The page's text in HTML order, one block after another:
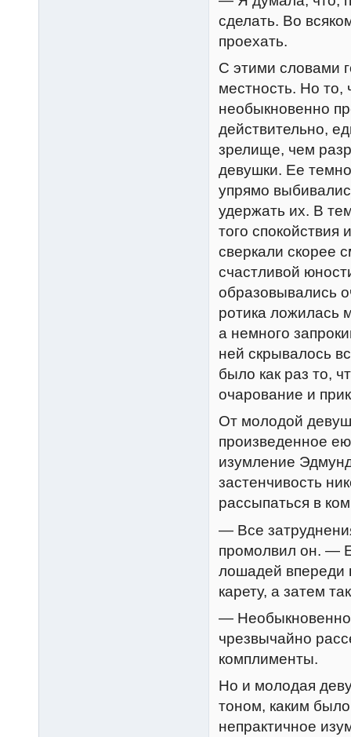
сделать. Во
проехать.
С этими словами
местность. Но то,
необыкновенно
действительно,
зрелище, чем
девушки. Ее
упрямо
удержать их. В
того спокойствия
сверкали скорее
счастливой
образовывались
ротика ложилась
а немного
ней скрывалось
было как раз то,
очарование и
От молодой
произведенное
изумление
застенчивость
рассыпаться в
— Все
промолвил он. —
лошадей впереди
карету, а затем
— Необыкновенно
чрезвычайно
комплименты.
Но и молодая
тоном, каким
непрактичное